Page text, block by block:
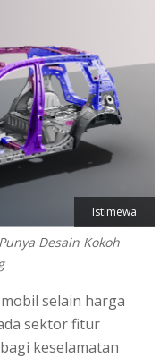
Istimewa
Desain Kokoh
selain harga
sektor fitur
keselamatan